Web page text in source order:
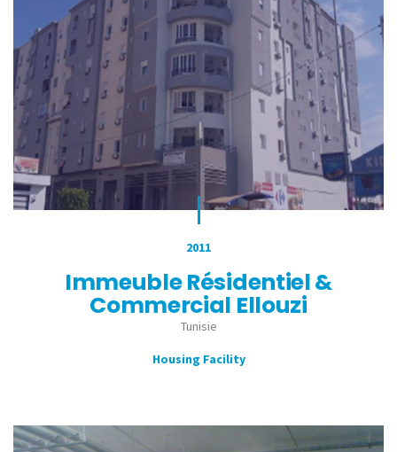
2011
Immeuble Résidentiel &
Commercial Ellouzi
Tunisie
Housing Facility